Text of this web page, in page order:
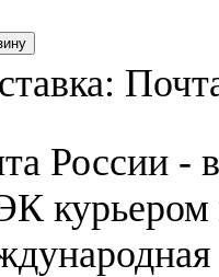
России -
курьером